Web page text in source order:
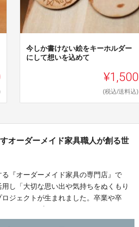
今しか書けない絵をキーホルダー
にして想いを込めて
¥1,500
(税込/送料込)
オーダーメイド家具職人が創る世
『オーダーメイド家具の専門店』で
し「大切な思い出や気持ちをぬくもり
ジェクトが生まれました。卒業や卒